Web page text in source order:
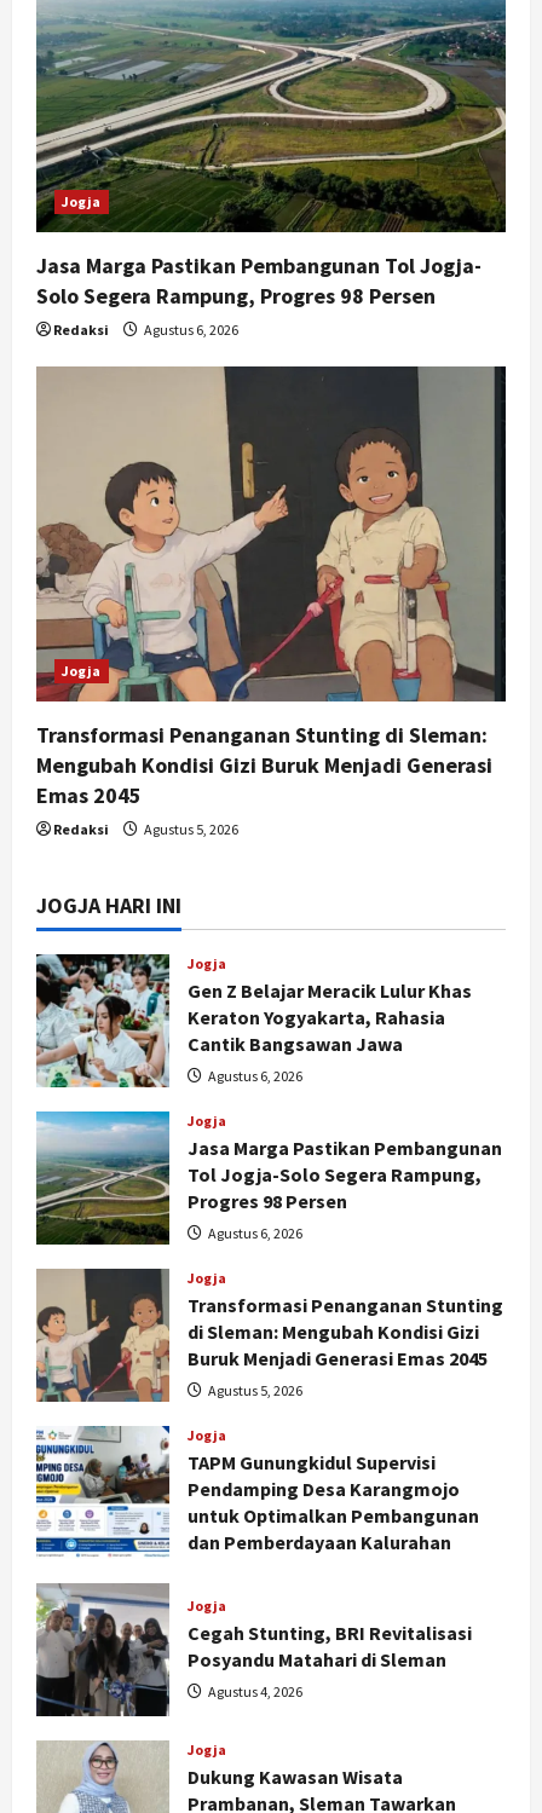
Jogja
Jasa Marga Pastikan Pembangunan Tol Jogja-
Solo Segera Rampung, Progres 98 Persen
Redaksi Agustus 6, 2026
Jogja
Transformasi Penanganan Stunting di Sleman:
Mengubah Kondisi Gizi Buruk Menjadi Generasi
Emas 2045
Redaksi Agustus 5, 2026
JOGJA HARI INI
Jogja
Gen Z Belajar Meracik Lulur Khas
Keraton Yogyakarta, Rahasia
Cantik Bangsawan Jawa
Agustus 6, 2026
Jogja
Jasa Marga Pastikan Pembangunan
Tol Jogja-Solo Segera Rampung,
Progres 98 Persen
Agustus 6, 2026
Jogja
Transformasi Penanganan Stunting
di Sleman: Mengubah Kondisi Gizi
Buruk Menjadi Generasi Emas 2045
Agustus 5, 2026
Jogja
TAPM Gunungkidul Supervisi
Pendamping Desa Karangmojo
untuk Optimalkan Pembangunan
dan Pemberdayaan Kalurahan
Jogja
Cegah Stunting, BRI Revitalisasi
Posyandu Matahari di Sleman
Agustus 4, 2026
Jogja
Dukung Kawasan Wisata
Prambanan, Sleman Tawarkan